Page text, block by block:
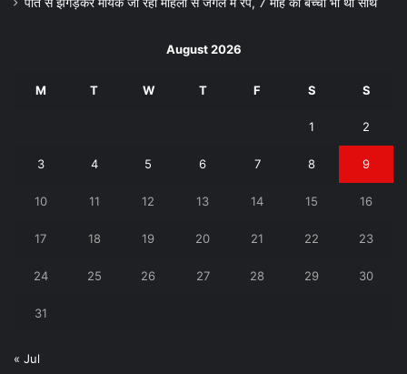
August 2026
M T W T F S S
1 2
3 4 5 6 7 8 9
10 11 12 13 14 15 16
17 18 19 20 21 22 23
24 25 26 27 28 29 30
31
« Jul